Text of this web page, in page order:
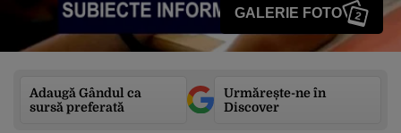
GALERIE FOTO 2
Adaugă Gândul ca
sursă preferată
Urmărește-ne în
Discover